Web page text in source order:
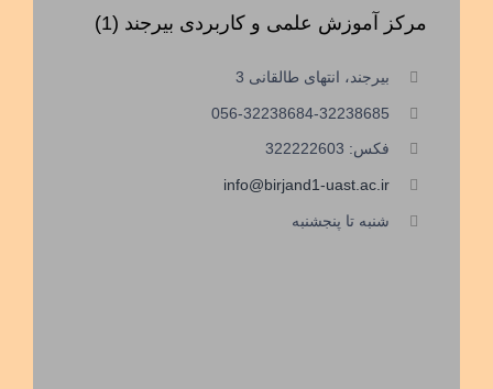
مرکز آموزش علمی و کاربردی بیرجند (1)
بیرجند، انتهای طالقانی 3
056-32238684-32238685
فکس: 322222603
info@birjand1-uast.ac.ir
شنبه تا پنجشنبه